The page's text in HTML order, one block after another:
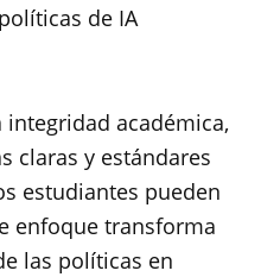
de IA
integridad académica,
claras y estándares
estudiantes pueden
enfoque transforma
las políticas en